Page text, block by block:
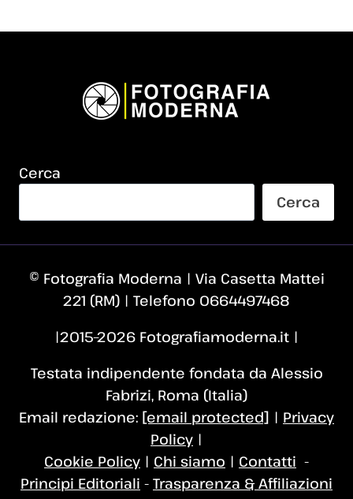
Cerca
Cerca
© Fotografia Moderna | Via Casetta Mattei
221 (RM) | Telefono 0664497468
|2015–2026 Fotografiamoderna.it |
Testata indipendente fondata da Alessio
Fabrizi, Roma (Italia)
Email redazione: [email protected] | Privacy
Policy |
Cookie Policy | Chi siamo | Contatti -
Principi Editoriali - Trasparenza & Affiliazioni